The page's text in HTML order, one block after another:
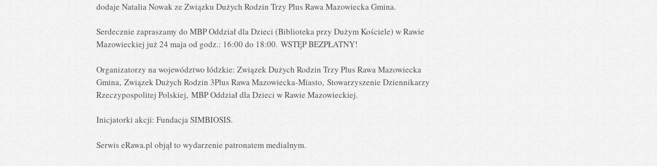
dodaje Natalia Nowak ze Związku Dużych Rodzin Trzy Plus Rawa Mazowiecka Gmina.
Serdecznie zapraszamy do MBP Oddział dla Dzieci (Biblioteka przy Dużym Kościele) w Rawie
Mazowieckiej już 24 maja od godz.: 16:00 do 18:00. WSTĘP BEZPŁATNY!
Organizatorzy na województwo łódzkie: Związek Dużych Rodzin Trzy Plus Rawa Mazowiecka
Gmina, Związek Dużych Rodzin 3Plus Rawa Mazowiecka-Miasto, Stowarzyszenie Dziennikarzy
Rzeczypospolitej Polskiej, MBP Oddział dla Dzieci w Rawie Mazowieckiej.
Inicjatorki akcji: Fundacja SIMBIOSIS.
Serwis eRawa.pl objął to wydarzenie patronatem medialnym.